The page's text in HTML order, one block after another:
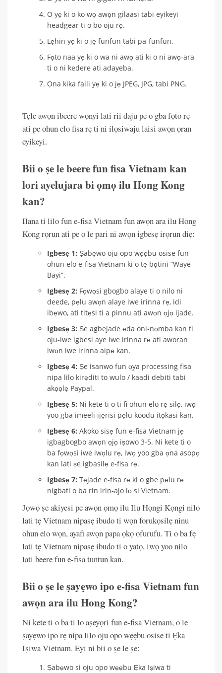
O yẹ ki o ko wọ awọn gilaasi tabi eyikeyi
headgear ti o bo oju rẹ.
Lẹhin yẹ ki o jẹ funfun tabi pa-funfun.
Fọto naa yẹ ki o wa ni awọ ati ki o ni awọ-ara
ti o ni kedere ati adayeba.
Ọna kika faili yẹ ki o jẹ JPEG, JPG, tabi PNG.
Tẹle awọn ibeere wọnyi lati rii daju pe o gba fọto rẹ
ati pe ohun elo fisa rẹ ti ni ilọsiwaju laisi awọn ọran
eyikeyi.
Bii o ṣe le beere fun fisa Vietnam kan
lori ayelujara bi ọmọ ilu Hong Kong
kan?
Ilana ti lilo fun e-fisa Vietnam fun awọn ara ilu Hong
Kong rọrun ati pe o le pari ni awọn igbesẹ irọrun diẹ:
Igbesẹ 1: Ṣabẹwo oju opo wẹẹbu osise fun
ohun elo e-fisa Vietnam ki o tẹ bọtini “Waye
Bayi”.
Igbesẹ 2: Fọwọsi gbogbo alaye ti o nilo ni
deede, pẹlu awọn alaye iwe irinna rẹ, idi
ibẹwo, ati titẹsi ti a pinnu ati awọn ọjọ ijade.
Igbesẹ 3: Ṣe agbejade ẹda oni-nọmba kan ti
oju-iwe igbesi aye iwe irinna rẹ ati aworan
iwọn iwe irinna aipẹ kan.
Igbesẹ 4: Ṣe isanwo fun ọya processing fisa
nipa lilo kirẹditi to wulo / kaadi debiti tabi
akọọlẹ Paypal.
Igbesẹ 5: Ni kete ti o ti fi ohun elo rẹ silẹ, iwọ
yoo gba imeeli ijẹrisi pẹlu koodu itọkasi kan.
Igbesẹ 6: Akoko sisẹ fun e-fisa Vietnam jẹ
igbagbogbo awọn ọjọ iṣowo 3-5. Ni kete ti o
ba fọwọsi iwe iwọlu rẹ, iwọ yoo gba ọna asopọ
kan lati ṣe igbasilẹ e-fisa rẹ.
Igbesẹ 7: Tẹjade e-fisa rẹ ki o gbe pẹlu rẹ
nigbati o ba rin irin-ajo lọ si Vietnam.
Jọwọ ṣe akiyesi pe awọn ọmọ ilu Ilu Họngi Kọngi nilo
lati tẹ Vietnam nipasẹ ibudo ti wọn forukọsilẹ ninu
ohun elo wọn, ayafi awọn papa ọkọ ofurufu. Ti o ba fẹ
lati tẹ Vietnam nipasẹ ibudo ti o yatọ, iwọ yoo nilo
lati beere fun e-fisa tuntun kan.
Bii o ṣe le ṣayẹwo ipo e-fisa Vietnam fun
awọn ara ilu Hong Kong?
Ni kete ti o ba ti lo aṣeyọri fun e-fisa Vietnam, o le
ṣayẹwo ipo rẹ nipa lilo oju opo wẹẹbu osise ti Ẹka
Iṣiwa Vietnam. Eyi ni bii o ṣe le ṣe:
Ṣabẹwo si oju opo wẹẹbu Ẹka Iṣiwa ti